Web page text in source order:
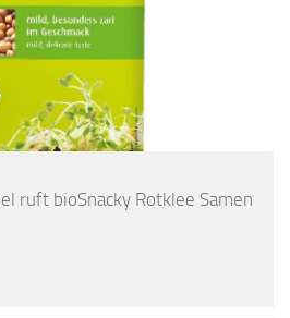
ruft bioSnacky Rotklee Samen